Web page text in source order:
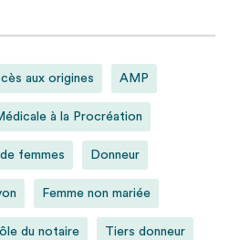
aux origines AMP
à la Procréation
femmes Donneur
Femme non mariée
du notaire Tiers donneur